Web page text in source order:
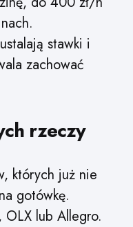
stawki i
zachować
rzeczy
których już nie
gotówkę.
lub Allegro.